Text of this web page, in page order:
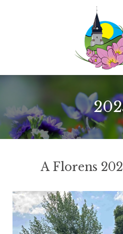
A Florens